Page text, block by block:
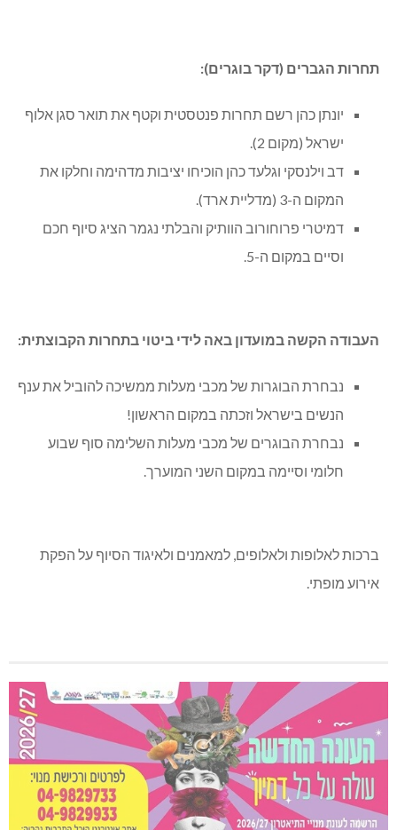
תחרות הגברים (דקר בוגרים):
יונתן כהן רשם תחרות פנטסטית וקטף את תואר סגן אלוף
ישראל (מקום 2).
דב וילנסקי וגלעד כהן הוכיחו יציבות מדהימה וחלקו את
המקום ה-3 (מדליית ארד).
דמיטרי פרוחורוב הוותיק והבלתי נגמר הציג סיוף חכם
וסיים במקום ה-5.
העבודה הקשה במועדון באה לידי ביטוי בתחרות הקבוצתית:
נבחרת הבוגרות של מכבי מעלות ממשיכה להוביל את ענף
הנשים בישראל וזכתה במקום הראשון!
נבחרת הבוגרים של מכבי מעלות השלימה סוף שבוע
חלומי וסיימה במקום השני המוערך.
ברכות לאלופות ולאלופים, למאמנים ולאיגוד הסיוף על הפקת
אירוע מופתי.